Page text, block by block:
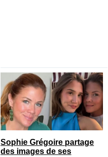
Sophie Grégoire partage
des images de ses